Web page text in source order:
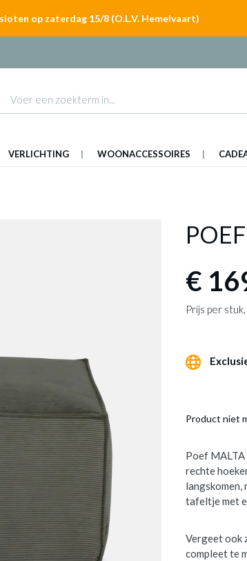
op zaterdag 15/8 (O.L.V. Hemelvaart)
VERLICHTING WOONACCESSOIRES
€
Prijs per
Product niet
Poef
rechte
langskomen,
tafeltje met
Vergeet ook
compleet te